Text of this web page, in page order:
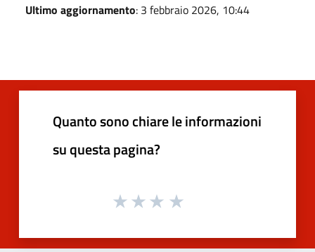
Ultimo aggiornamento: 3 febbraio 2026, 10:44
Quanto sono chiare le informazioni
su questa pagina?